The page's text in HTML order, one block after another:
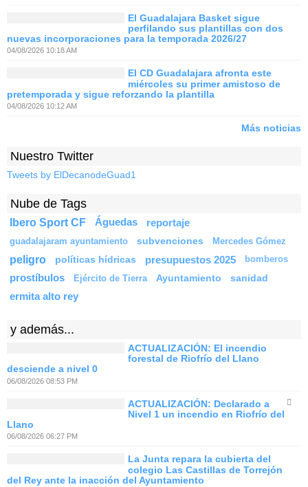
El Guadalajara Basket sigue
perfilando sus plantillas con dos
nuevas incorporaciones para la temporada 2026/27
04/08/2026 10:18 AM
El CD Guadalajara afronta este
miércoles su primer amistoso de
pretemporada y sigue reforzando la plantilla
04/08/2026 10:12 AM
Más noticias
Nuestro Twitter
Tweets by ElDecanodeGuad1
Nube de Tags
Ibero Sport CF Águedas reportaje
guadalajaram ayuntamiento subvenciones Mercedes Gómez
peligro políticas hídricas presupuestos 2025 bomberos
prostíbulos Ejército de Tierra Ayuntamiento
sanidad
ermita alto rey
y además...
ACTUALIZACIÓN: El incendio
forestal de Riofrío del Llano
desciende a nivel 0
06/08/2026 08:53 PM
ACTUALIZACIÓN: Declarado a
Nivel 1 un incendio en Riofrío del
Llano
06/08/2026 06:27 PM
La Junta repara la cubierta del
colegio Las Castillas de Torrejón
del Rey ante la inacción del Ayuntamiento